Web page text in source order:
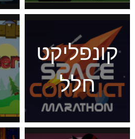
קונפליקט
חלל